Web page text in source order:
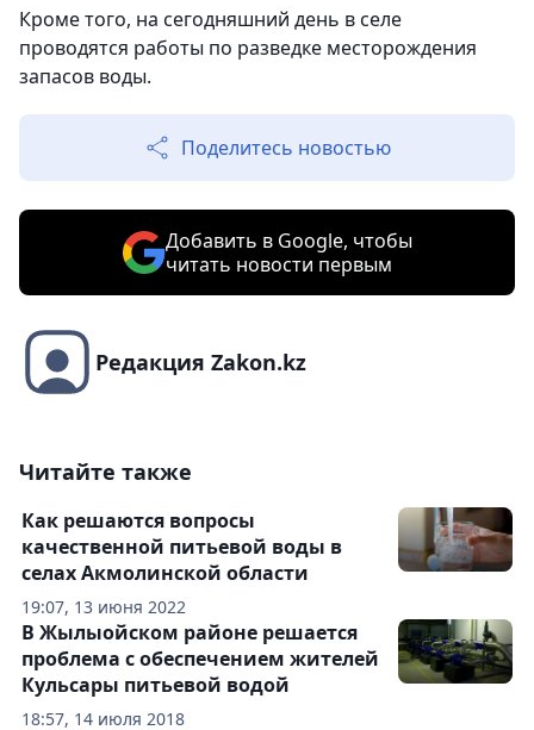
Кроме того, на сегодняшний день в селе
проводятся работы по разведке месторождения
запасов воды.
Поделитесь новостью
Добавить в Google, чтобы
читать новости первым
Редакция Zakon.kz
Читайте также
19:07, 13 июня 2022
Как решаются вопросы
качественной питьевой воды в
селах Акмолинской области
18:57, 14 июля 2018
В Жылыойском районе решается
проблема с обеспечением жителей
Кульсары питьевой водой